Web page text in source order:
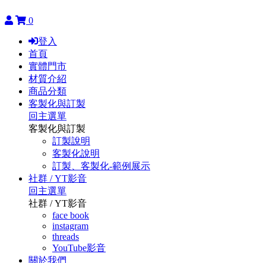
0
登入
首頁
實體門市
材質介紹
商品分類
客製化與訂製
回主選單
客製化與訂製
訂製說明
客製化說明
訂製、客製化-範例展示
社群 / YT影音
回主選單
社群 / YT影音
face book
instagram
threads
YouTube影音
關於我們